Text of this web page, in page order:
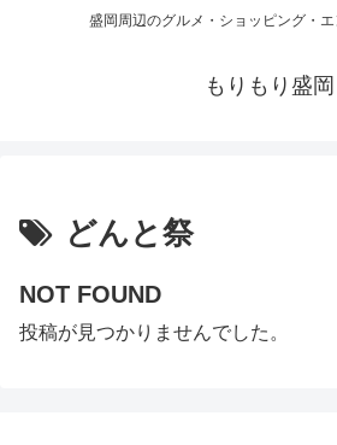
盛岡周辺のグルメ・ショッピング・
もりもり盛岡
どんと祭
NOT FOUND
投稿が見つかりませんでした。